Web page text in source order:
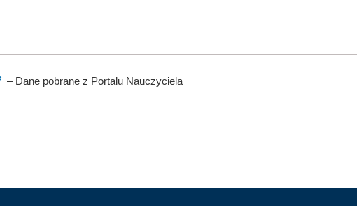
–Dane pobrane z Portalu Nauczyciela